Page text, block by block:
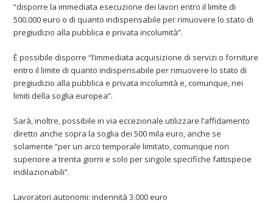
“disporre la immediata esecuzione dei lavori entro il limite di
500.000 euro o di quanto indispensabile per rimuovere lo stato di
pregiudizio alla pubblica e privata incolumità”.
È possibile disporre “l’immediata acquisizione di servizi o forniture
entro il limite di quanto indispensabile per rimuovere lo stato di
pregiudizio alla pubblica e privata incolumità e, comunque, nei
limiti della soglia europea”.
Sarà, inoltre, possibile in via eccezionale utilizzare l’affidamento
diretto anche sopra la soglia dei 500 mila euro, anche se
solamente “per un arco temporale limitato, comunque non
superiore a trenta giorni e solo per singole specifiche fattispecie
indilazionabili”.
Lavoratori autonomi: indennità 3.000 euro